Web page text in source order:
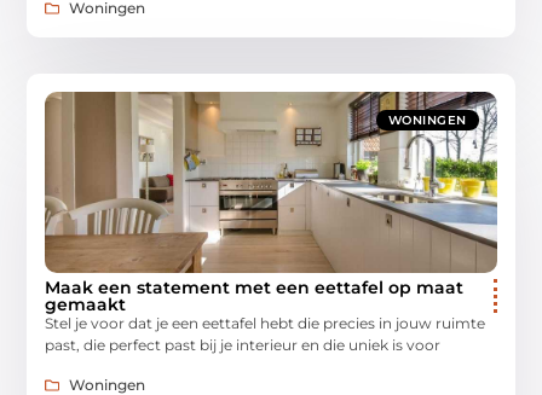
Woningen
WONINGEN
Maak een statement met een eettafel op maat
gemaakt
Stel je voor dat je een eettafel hebt die precies in jouw ruimte
past, die perfect past bij je interieur en die uniek is voor
Woningen